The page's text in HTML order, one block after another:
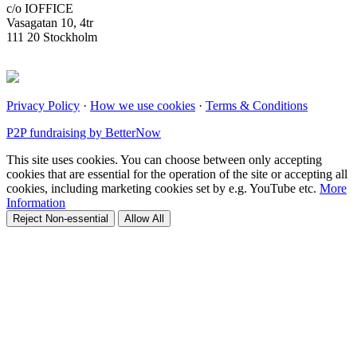
c/o IOFFICE
Vasagatan 10, 4tr
111 20 Stockholm
Privacy Policy · How we use cookies · Terms & Conditions
P2P fundraising by BetterNow
This site uses cookies. You can choose between only accepting
cookies that are essential for the operation of the site or accepting all
cookies, including marketing cookies set by e.g. YouTube etc. More
Information
Reject Non-essential Allow All